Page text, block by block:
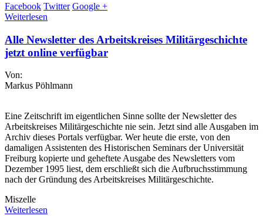
Facebook Twitter Google +
Weiterlesen
Alle Newsletter des Arbeitskreises Militärgeschichte
jetzt online verfügbar
Von:
Markus Pöhlmann
Eine Zeitschrift im eigentlichen Sinne sollte der Newsletter des
Arbeitskreises Militärgeschichte nie sein. Jetzt sind alle Ausgaben im
Archiv dieses Portals verfügbar. Wer heute die erste, von den
damaligen Assistenten des Historischen Seminars der Universität
Freiburg kopierte und geheftete Ausgabe des Newsletters vom
Dezember 1995 liest, dem erschließt sich die Aufbruchsstimmung
nach der Gründung des Arbeitskreises Militärgeschichte.
Miszelle
Weiterlesen